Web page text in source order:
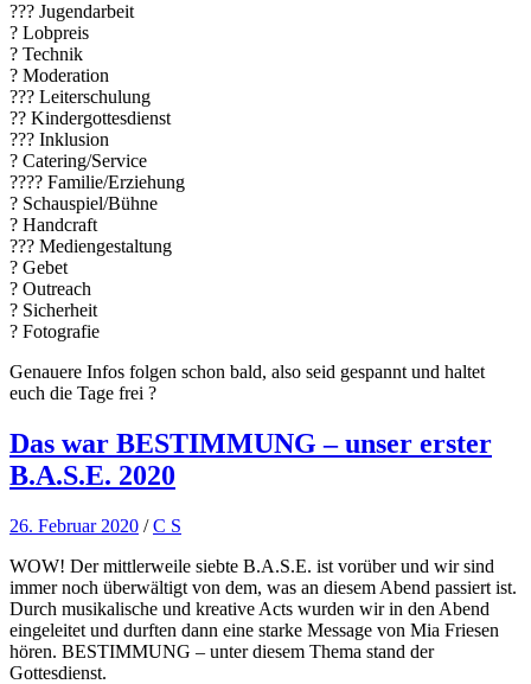
??‍? Jugendarbeit
? Lobpreis
?️ Technik
? Moderation
??‍? Leiterschulung
?? Kindergottesdienst
??‍? Inklusion
? Catering/Service
?‍?‍?‍? Familie/Erziehung
? Schauspiel/Bühne
?️ Handcraft
??‍? Mediengestaltung
? Gebet
? Outreach
? Sicherheit
? Fotografie
Genauere Infos folgen schon bald, also seid gespannt und haltet
euch die Tage frei ?
Das war BESTIMMUNG – unser erster
B.A.S.E. 2020
26. Februar 2020 /C S
WOW! Der mittlerweile siebte B.A.S.E. ist vorüber und wir sind
immer noch überwältigt von dem, was an diesem Abend passiert ist.
Durch musikalische und kreative Acts wurden wir in den Abend
eingeleitet und durften dann eine starke Message von Mia Friesen
hören. BESTIMMUNG – unter diesem Thema stand der
Gottesdienst.